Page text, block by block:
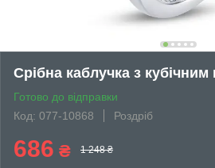
Срібна каблучка з кубічним
Готово до відправки
Код: 077-10868
Роздріб
686 ₴ 1 248 ₴